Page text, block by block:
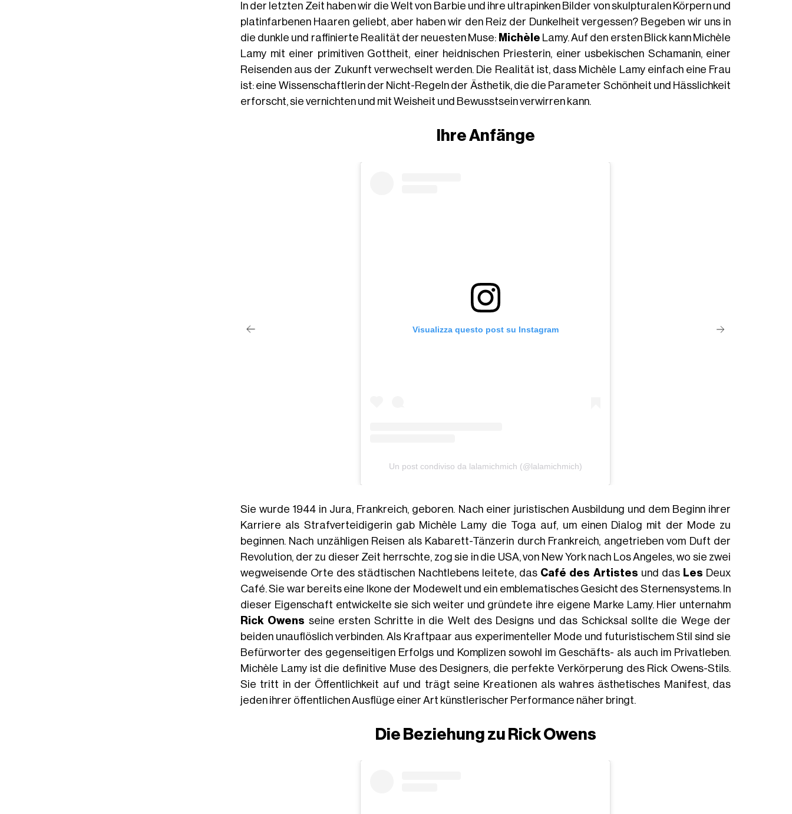
In der letzten Zeit haben wir die Welt von Barbie und ihre ultrapinken Bilder von skulpturalen Körpern und
platinfarbenen Haaren geliebt, aber haben wir den Reiz der Dunkelheit vergessen? Begeben wir uns in
die dunkle und raffinierte Realität der neuesten Muse: Michèle Lamy. Auf den ersten Blick kann Michèle
Lamy mit einer primitiven Gottheit, einer heidnischen Priesterin, einer usbekischen Schamanin, einer
Reisenden aus der Zukunft verwechselt werden. Die Realität ist, dass Michèle Lamy einfach eine Frau
ist: eine Wissenschaftlerin der Nicht-Regeln der Ästhetik, die die Parameter Schönheit und Hässlichkeit
erforscht, sie vernichten und mit Weisheit und Bewusstsein verwirren kann.
Ihre Anfänge
Visualizza questo post su Instagram
Un post condiviso da lalamichmich (@lalamichmich)
Sie wurde 1944 in Jura, Frankreich, geboren. Nach einer juristischen Ausbildung und dem Beginn ihrer
Karriere als Strafverteidigerin gab Michèle Lamy die Toga auf, um einen Dialog mit der Mode zu
beginnen. Nach unzähligen Reisen als Kabarett-Tänzerin durch Frankreich, angetrieben vom Duft der
Revolution, der zu dieser Zeit herrschte, zog sie in die USA, von New York nach Los Angeles, wo sie zwei
wegweisende Orte des städtischen Nachtlebens leitete, das Café des Artistes und das Les Deux
Café. Sie war bereits eine Ikone der Modewelt und ein emblematisches Gesicht des Sternensystems. In
dieser Eigenschaft entwickelte sie sich weiter und gründete ihre eigene Marke Lamy. Hier unternahm
Rick Owens seine ersten Schritte in die Welt des Designs und das Schicksal sollte die Wege der
beiden unauflöslich verbinden. Als Kraftpaar aus experimenteller Mode und futuristischem Stil sind sie
Befürworter des gegenseitigen Erfolgs und Komplizen sowohl im Geschäfts- als auch im Privatleben.
Michèle Lamy ist die definitive Muse des Designers, die perfekte Verkörperung des Rick Owens-Stils.
Sie tritt in der Öffentlichkeit auf und trägt seine Kreationen als wahres ästhetisches Manifest, das
jeden ihrer öffentlichen Ausflüge einer Art künstlerischer Performance näher bringt.
Die Beziehung zu Rick Owens